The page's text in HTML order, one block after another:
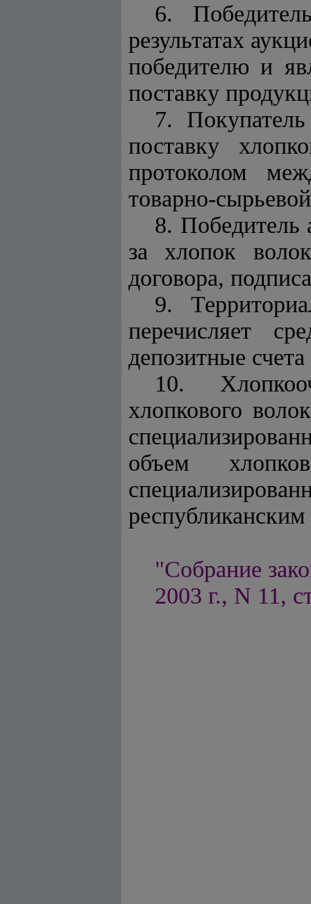
6.
результатах
победителю и
поставку
7.
поставку
протоколом
товарно-
8. Победитель
за хлопок
договора,
9.
перечисляет
депозитные
10.
хлопкового
объем
"Собрание
2003 г., N 11,